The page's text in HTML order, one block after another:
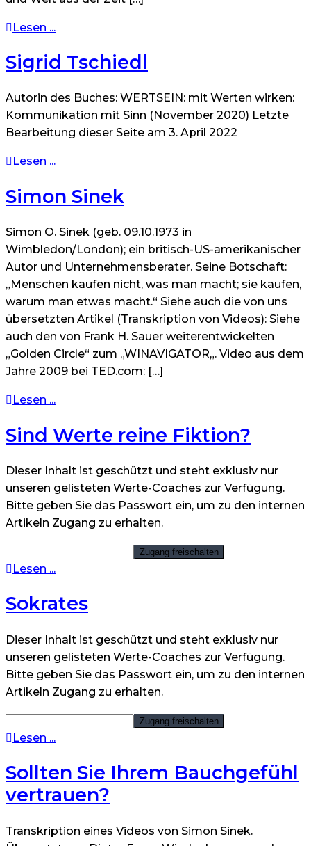
Lesen ...
Sigrid Tschiedl
Autorin des Buches: WERTSEIN: mit Werten wirken:
Kommunikation mit Sinn (November 2020) Letzte
Bearbeitung dieser Seite am 3. April 2022
Lesen ...
Simon Sinek
Simon O. Sinek (geb. 09.10.1973 in
Wimbledon/London); ein britisch-US-amerikanischer
Autor und Unternehmensberater. Seine Botschaft:
„Menschen kaufen nicht, was man macht; sie kaufen,
warum man etwas macht.“ Siehe auch die von uns
übersetzten Artikel (Transkription von Videos): Siehe
auch den von Frank H. Sauer weiterentwickelten
„Golden Circle“ zum „WINAVIGATOR„. Video aus dem
Jahre 2009 bei TED.com: […]
Lesen ...
Sind Werte reine Fiktion?
Dieser Inhalt ist geschützt und steht exklusiv nur
unseren gelisteten Werte-Coaches zur Verfügung.
Bitte geben Sie das Passwort ein, um zu den internen
Artikeln Zugang zu erhalten.
Lesen ...
Sokrates
Dieser Inhalt ist geschützt und steht exklusiv nur
unseren gelisteten Werte-Coaches zur Verfügung.
Bitte geben Sie das Passwort ein, um zu den internen
Artikeln Zugang zu erhalten.
Lesen ...
Sollten Sie Ihrem Bauchgefühl
vertrauen?
Transkription eines Videos von Simon Sinek.